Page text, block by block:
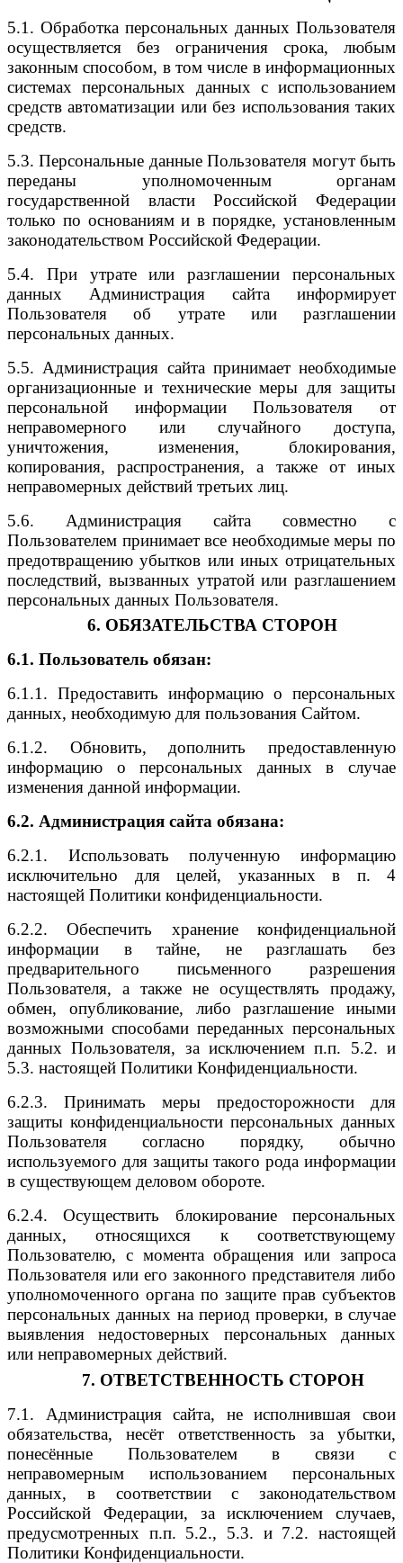
5.1. Обработка персональных данных Пользователя
осуществляется без ограничения срока, любым
законным способом, в том числе в информационных
системах персональных данных с использованием
средств автоматизации или без использования таких
средств.
5.3. Персональные данные Пользователя могут быть
переданы уполномоченным органам
государственной власти Российской Федерации
только по основаниям и в порядке, установленным
законодательством Российской Федерации.
5.4. При утрате или разглашении персональных
данных Администрация сайта информирует
Пользователя об утрате или разглашении
персональных данных.
5.5. Администрация сайта принимает необходимые
организационные и технические меры для защиты
персональной информации Пользователя от
неправомерного или случайного доступа,
уничтожения, изменения, блокирования,
копирования, распространения, а также от иных
неправомерных действий третьих лиц.
5.6. Администрация сайта совместно с
Пользователем принимает все необходимые меры по
предотвращению убытков или иных отрицательных
последствий, вызванных утратой или разглашением
персональных данных Пользователя.
6. ОБЯЗАТЕЛЬСТВА СТОРОН
6.1. Пользователь обязан:
6.1.1. Предоставить информацию о персональных
данных, необходимую для пользования Сайтом.
6.1.2. Обновить, дополнить предоставленную
информацию о персональных данных в случае
изменения данной информации.
6.2. Администрация сайта обязана:
6.2.1. Использовать полученную информацию
исключительно для целей, указанных в п. 4
настоящей Политики конфиденциальности.
6.2.2. Обеспечить хранение конфиденциальной
информации в тайне, не разглашать без
предварительного письменного разрешения
Пользователя, а также не осуществлять продажу,
обмен, опубликование, либо разглашение иными
возможными способами переданных персональных
данных Пользователя, за исключением п.п. 5.2. и
5.3. настоящей Политики Конфиденциальности.
6.2.3. Принимать меры предосторожности для
защиты конфиденциальности персональных данных
Пользователя согласно порядку, обычно
используемого для защиты такого рода информации
в существующем деловом обороте.
6.2.4. Осуществить блокирование персональных
данных, относящихся к соответствующему
Пользователю, с момента обращения или запроса
Пользователя или его законного представителя либо
уполномоченного органа по защите прав субъектов
персональных данных на период проверки, в случае
выявления недостоверных персональных данных
или неправомерных действий.
7. ОТВЕТСТВЕННОСТЬ СТОРОН
7.1. Администрация сайта, не исполнившая свои
обязательства, несёт ответственность за убытки,
понесённые Пользователем в связи с
неправомерным использованием персональных
данных, в соответствии с законодательством
Российской Федерации, за исключением случаев,
предусмотренных п.п. 5.2., 5.3. и 7.2. настоящей
Политики Конфиденциальности.